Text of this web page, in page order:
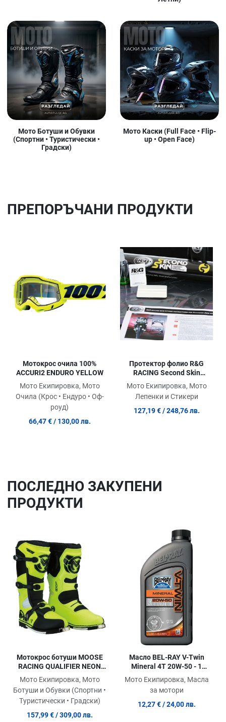
Мото Ботуши и Обувки
(Спортни • Туристически •
Градски)
Мото Каски (Full Face • Flip-
up • Open Face)
ПРЕПОРЪЧАНИ ПРОДУКТИ
Сравни продукт
Quick View
Мотокрос очила 100%
ACCURI2 ENDURO YELLOW
Мото Екипировка, Мото
Очила (Крос • Ендуро • Оф-
роуд)
66,47 € / 130,00 лв.
Протектор фолио R&G
RACING Second Skin
Transparent Ducati
Multistrada V4 Rally 23-24
Мото Екипировка, Мото
Лепенки и Стикери
127,19 € / 248,76 лв.
ПОСЛЕДНO ЗАКУПЕНИ
ПРОДУКТИ
Сравни продукт
Мотокрос ботуши MOOSE
RACING QUALIFIER NEON
Мото Екипировка, Мото
Ботуши и Обувки (Спортни •
Туристически • Градски)
157,99 € / 309,00 лв.
Масло BEL-RAY V-Twin
Mineral 4T 20W-50 - 1
Мото Екипировка, Масла
за мотори
12,27 € / 24,00 лв.